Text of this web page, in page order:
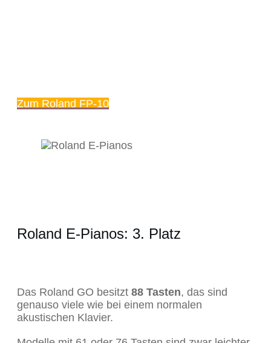
Zum Roland FP-10
Roland E-Pianos: 3. Platz
Das Roland GO besitzt 88 Tasten, das sind
genauso viele wie bei einem normalen
akustischen Klavier.